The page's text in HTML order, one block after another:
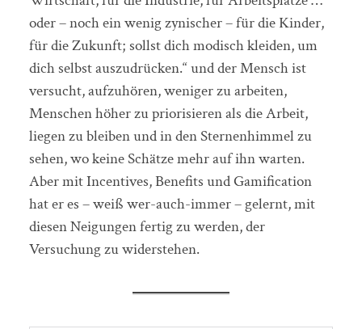
oder – noch ein wenig zynischer – für die Kinder,
für die Zukunft; sollst dich modisch kleiden, um
dich selbst auszudrücken.“ und der Mensch ist
versucht, aufzuhören, weniger zu arbeiten,
Menschen höher zu priorisieren als die Arbeit,
liegen zu bleiben und in den Sternenhimmel zu
sehen, wo keine Schätze mehr auf ihn warten.
Aber mit Incentives, Benefits und Gamification
hat er es – weiß wer-auch-immer – gelernt, mit
diesen Neigungen fertig zu werden, der
Versuchung zu widerstehen.